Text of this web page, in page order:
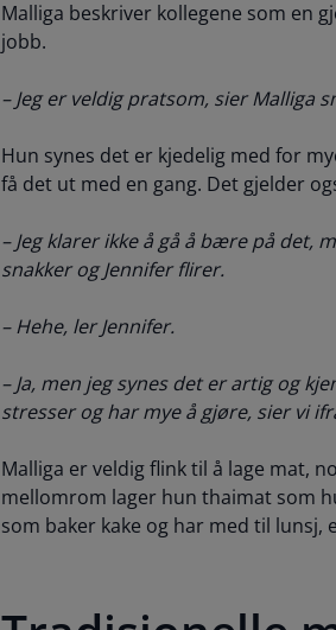
Malliga beskriver kollegene som en
jobb.
– Jeg er veldig pratsom, sier Malliga
Hun synes det er kjedelig med for
få det ut med en gang. Det gjelder
– Jeg klarer ikke å gå å bære på det,
snakker og Jennifer flirer.
– Hehe, ler Jennifer.
– Ja, men jeg synes det er artig og
stresser og har mye å gjøre, sier vi
Malliga er veldig flink til å lage mat,
mellomrom lager hun thaimat som
som baker kake og har med til lunsj,